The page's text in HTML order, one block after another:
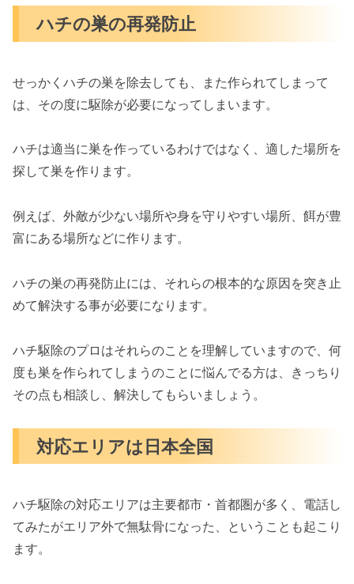
ハチの巣の再発防止
せっかくハチの巣を除去しても、また作られてしまって
は、その度に駆除が必要になってしまいます。
ハチは適当に巣を作っているわけではなく、適した場所を
探して巣を作ります。
例えば、外敵が少ない場所や身を守りやすい場所、餌が豊
富にある場所などに作ります。
ハチの巣の再発防止には、それらの根本的な原因を突き止
めて解決する事が必要になります。
ハチ駆除のプロはそれらのことを理解していますので、何
度も巣を作られてしまうのことに悩んでる方は、きっちり
その点も相談し、解決してもらいましょう。
対応エリアは日本全国
ハチ駆除の対応エリアは主要都市・首都圏が多く、電話し
てみたがエリア外で無駄骨になった、ということも起こり
ます。